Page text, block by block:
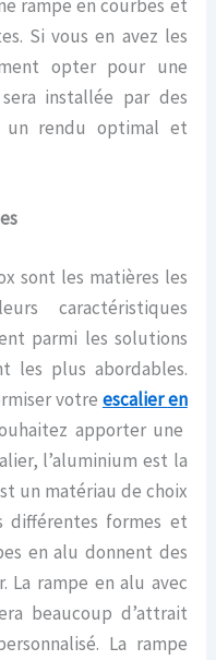
rampe en courbes et
Si vous en avez les
opter pour une
installée par des
un rendu optimal et
sont les matières les
caractéristiques
parmi les solutions
les plus abordables.
votre escalieren
apporter une
l’aluminium est la
un matériau de choix
différentes formes et
en alu donnent des
La rampe en alu avec
beaucoup d’attrait
La rampe